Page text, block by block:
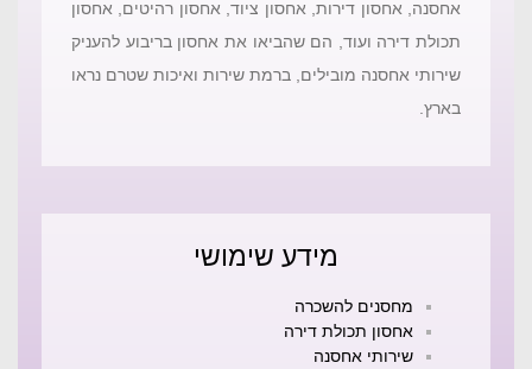
אחסנה, אחסון דירות, אחסון ציוד, אחסון רהיטים, אחסון
תכולת דירה ועוד, הם שהביאו את אחסון בריבוע להעניק
שירותי אחסנה מובילים, ברמת שירות ואיכות שטרם נראו
בארץ.
מידע שימושי
מחסנים להשכרה
אחסון תכולת דירה
שירותי אחסנה